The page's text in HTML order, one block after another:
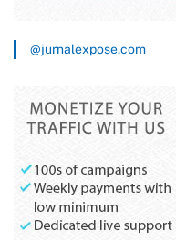
@jurnalexpose.com